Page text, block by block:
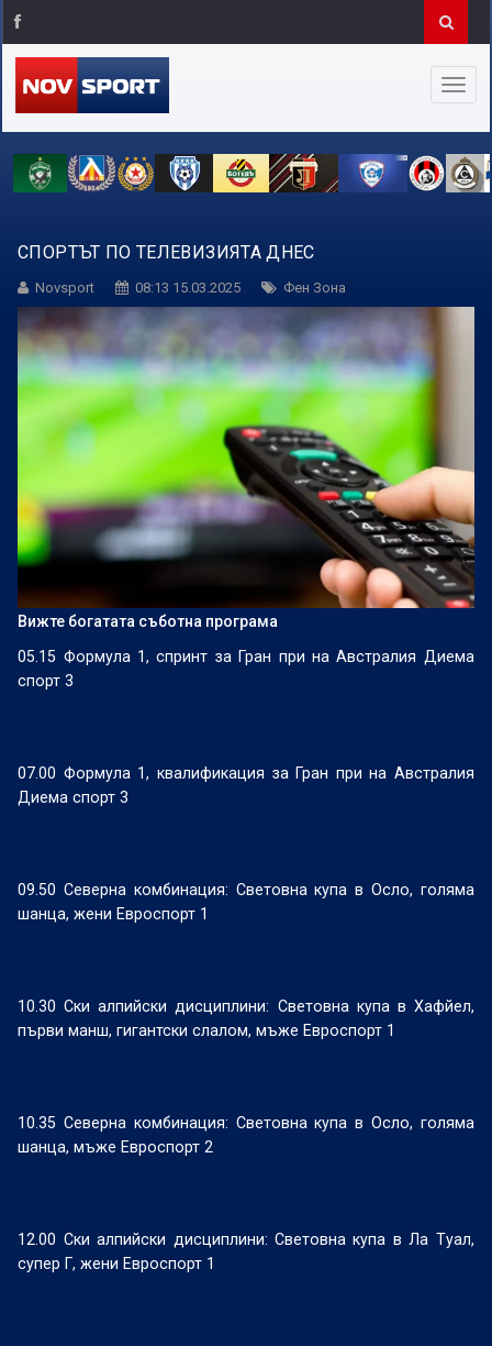
СПОРТЪТ ПО ТЕЛЕВИЗИЯТА ДНЕС
Novsport 08:13 15.03.2025 Фен Зона
Вижте богатата съботна програма
05.15 Формула 1, спринт за Гран при на Австралия Диема
спорт 3
07.00 Формула 1, квалификация за Гран при на Австралия
Диема спорт 3
09.50 Северна комбинация: Световна купа в Осло, голяма
шанца, жени Евроспорт 1
10.30 Ски алпийски дисциплини: Световна купа в Хафйел,
първи манш, гигантски слалом, мъже Евроспорт 1
10.35 Северна комбинация: Световна купа в Осло, голяма
шанца, мъже Евроспорт 2
12.00 Ски алпийски дисциплини: Световна купа в Ла Туал,
супер Г, жени Евроспорт 1